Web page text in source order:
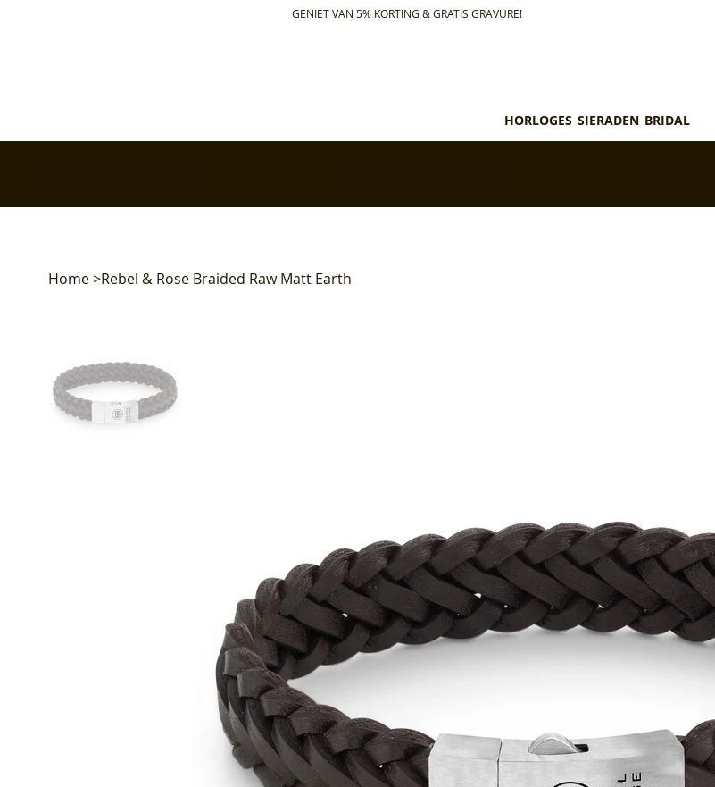
GENIET VAN 5% KORTING & GRATIS GRAVURE!
HORLOGES SIERADEN BRIDAL
Home>Rebel & Rose Braided Raw Matt Earth